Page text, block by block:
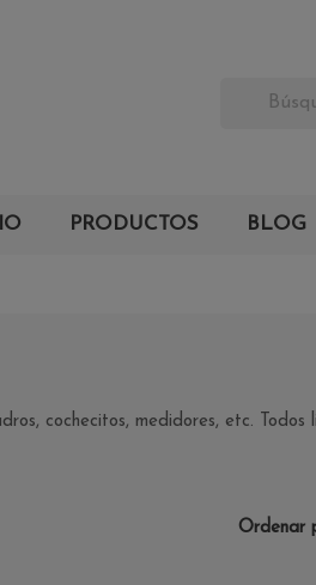
PRODUCTOS BLOG
cochecitos, medidores, etc.
Ordenar